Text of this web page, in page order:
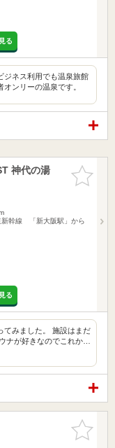
る
ジネス利用でも温泉旅館
ンリーの温泉です。
お気に入
りに追加
神代の湯
幹線 「新大阪駅」から
る
てみました。 施設はまだ
ナが好きなのでこれか…
お気に入
りに追加